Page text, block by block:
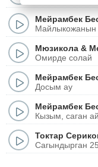
Мейрамбек
Майлыкожанын
Мюзикола &
Омирде солай
Мейрамбек
Досым ау
Мейрамбек
Кызым, саган
Токтар
Сагындырган 25